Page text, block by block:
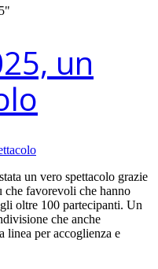
un
un vero spettacolo grazie
che favorevoli che hanno
oltre 100 partecipanti. Un
che anche
linea per accoglienza e